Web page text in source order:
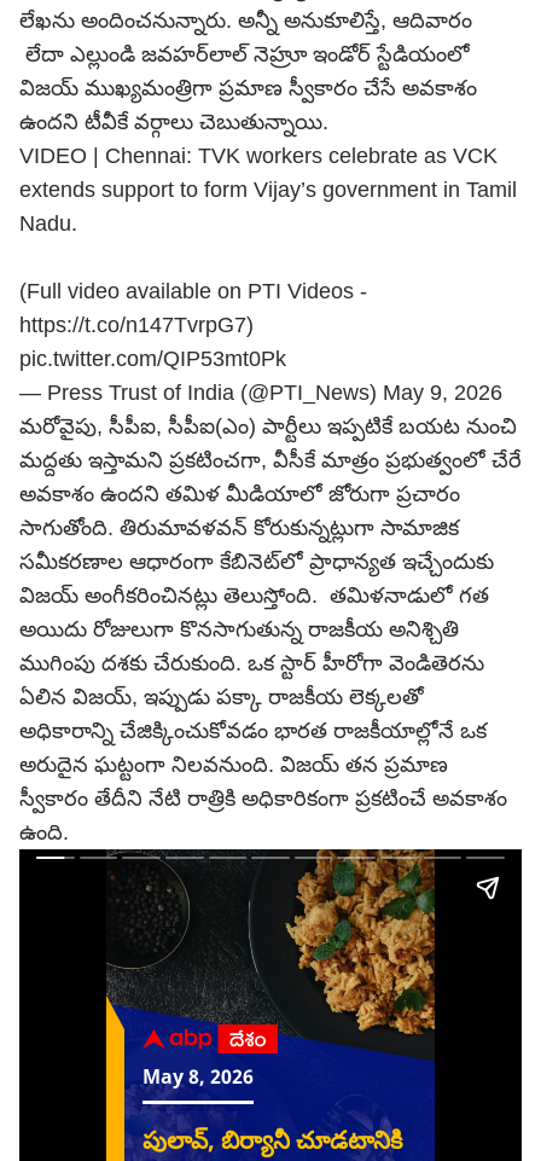
లేఖను అందించనున్నారు. అన్నీ అనుకూలిస్తే, ఆదివారం
లేదా ఎల్లుండి జవహర్‌లాల్ నెహ్రూ ఇండోర్ స్టేడియంలో
విజయ్ ముఖ్యమంత్రిగా ప్రమాణ స్వీకారం చేసే అవకాశం
ఉందని టీవీకే వర్గాలు చెబుతున్నాయి.
VIDEO | Chennai: TVK workers celebrate as VCK
extends support to form Vijay’s government in Tamil
Nadu.
(Full video available on PTI Videos -
https://t.co/n147TvrpG7)
pic.twitter.com/QIP53mt0Pk
— Press Trust of India (@PTI_News) May 9, 2026
మరోవైపు, సీపీఐ, సీపీఐ(ఎం) పార్టీలు ఇప్పటికే బయట నుంచి
మద్దతు ఇస్తామని ప్రకటించగా, వీసీకే మాత్రం ప్రభుత్వంలో చేరే
అవకాశం ఉందని తమిళ మీడియాలో జోరుగా ప్రచారం
సాగుతోంది. తిరుమావళవన్ కోరుకున్నట్లుగా సామాజిక
సమీకరణాల ఆధారంగా కేబినెట్‌లో ప్రాధాన్యత ఇచ్చేందుకు
విజయ్ అంగీకరించినట్లు తెలుస్తోంది. తమిళనాడులో గత
అయిదు రోజులుగా కొనసాగుతున్న రాజకీయ అనిశ్చితి
ముగింపు దశకు చేరుకుంది. ఒక స్టార్ హీరోగా వెండితెరను
ఏలిన విజయ్, ఇప్పుడు పక్కా రాజకీయ లెక్కలతో
అధికారాన్ని చేజిక్కించుకోవడం భారత రాజకీయాల్లోనే ఒక
అరుదైన ఘట్టంగా నిలవనుంది. విజయ్ తన ప్రమాణ
స్వీకారం తేదీని నేటి రాత్రికి అధికారికంగా ప్రకటించే అవకాశం
ఉంది.